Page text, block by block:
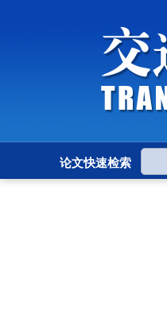
论文快速检索